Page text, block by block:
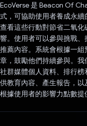
EcoVerse 是 Beacon Of
式，可協助使用者養成永
查看這些行動對節省二氧
響。使用者可以參與挑戰
推薦內容。系統會根據一
章，鼓勵他們持續參與。我
社群媒體個人資料、排行
供教育內容、產生報告，以
根據使用者的影響力點數提